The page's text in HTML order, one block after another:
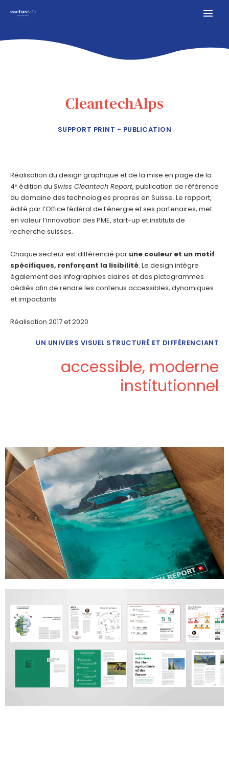
CleantechAlps
SUPPORT PRINT - PUBLICATION
Réalisation du design graphique et de la mise en page de la
4ᵉ édition du Swiss Cleantech Report, publication de référence
du domaine des technologies propres en Suisse. Le rapport,
édité par l’Office fédéral de l’énergie et ses partenaires, met
en valeur l’innovation des PME, start-up et instituts de
recherche suisses.
Chaque secteur est différencié par une couleur et un motif
spécifiques, renforçant la lisibilité. Le design intègre
également des infographies claires et des pictogrammes
dédiés afin de rendre les contenus accessibles, dynamiques
et impactants.
Réalisation 2017 et 2020
UN UNIVERS VISUEL STRUCTURÉ ET DIFFÉRENCIANT
accessible, moderne
institutionnel